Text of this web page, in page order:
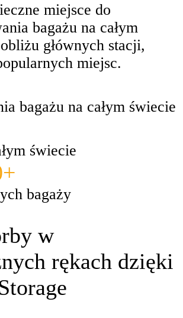
miejsce do
bagażu na całym
głównych stacji,
miejsc.
bagażu na całym świecie
świecie
bagaży
w
rękach dzięki